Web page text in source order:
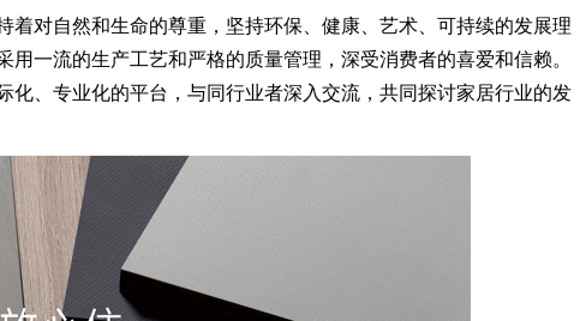
对自然和生命的尊重，坚持环保、健康、艺术、可持续的发展理
一流的生产工艺和严格的质量管理，深受消费者的喜爱和信赖。
化、专业化的平台，与同行业者深入交流，共同探讨家居行业的发